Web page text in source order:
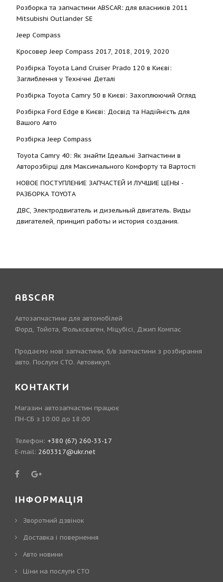
Розборка та запчастини ABSCAR: для власників 2011
Mitsubishi Outlander SE
Jeep Compass
Кросовер Jeep Compass 2017, 2018, 2019, 2020
Розбірка Toyota Land Cruiser Prado 120 в Києві:
Заглиблення у Технічні Деталі
Розбірка Toyota Camry 50 в Києві: Захоплюючий Огляд
Розбірка Ford Edge в Києві: Досвід та Надійність для
Вашого Авто
Розбірка Jeep Compass
Toyota Camry 40: Як знайти Ідеальні Запчастини в
Авторозбірці для Максимального Комфорту та Вартості
НОВОЕ ПОСТУПЛЕНИЕ ЗАПЧАСТЕЙ И ЛУЧШИЕ ЦЕНЫ -
РАЗБОРКА TOYOTА
ДВС, Электродвигатель и дизельный двигатель. Виды
двигателей, принцип работы и история создания.
ABSCAR
Автозапчастини для автомобілей
Форд, Тойота, Фольксваген, Міцубісі, Джип Компас
Продаємо нові запчастини, б/в запчастини з розбирання
авто. Послуги СТО. Автовикуп.
КОНТАКТИ
Магазин автозапчастин працює
ПН-СБ з 10:00 до 18:00
Телефон: +380 (67) 260-33-17
E-mail: 2603317@ukr.net
ІНФОРМАЦІЯ
Зворотний дзвінок
Доставка і повернення
Авто новини
Ціни на послуги СТО